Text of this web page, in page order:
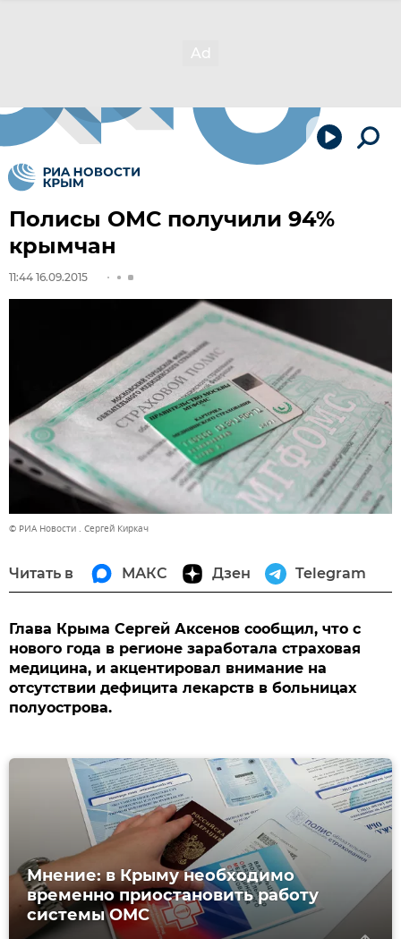
Полисы ОМС получили 94%
крымчан
11:44 16.09.2015
© РИА Новости . Сергей Киркач
Читать в МАКС Дзен Telegram
Глава Крыма Сергей Аксенов сообщил, что с
нового года в регионе заработала страховая
медицина, и акцентировал внимание на
отсутствии дефицита лекарств в больницах
полуострова.
Мнение: в Крыму необходимо
временно приостановить работу
системы ОМС